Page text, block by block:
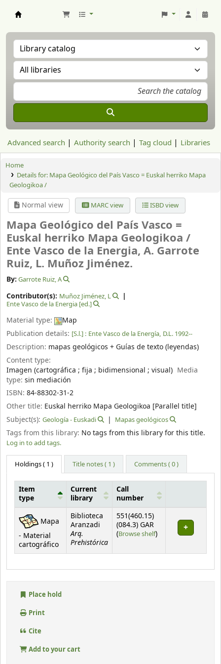
Advanced search Authority search Tag cloud Libraries
Home
Details for: Mapa Geológico del País Vasco = Euskal herriko Mapa
Geologikoa /
Normal view MARC view ISBD view
Mapa Geológico del País Vasco =
Euskal herriko Mapa Geologikoa /
Ente Vasco de la Energia, A. Garrote
Ruiz, L. Muñoz Jiménez.
By: Garrote Ruiz, A
Contributor(s): Muñoz Jiménez, L
Ente Vasco de la Energia [ed.]
Material type:
Map
Publication details: [S.l.] : Ente Vasco de la Energía, D.L. 1992--
Description: mapas geológicos + Guías de texto (leyendas)
Content type:
Imagen (cartográfica ; fija ; bidimensional ; visual) Media
type: sin mediación
ISBN: 84-88302-31-2
Other title: Euskal herriko Mapa Geologikoa [Parallel title]
Subject(s): Geología - Euskadi Mapas geológicos
Tags from this library: No tags from this library for this title.
Log in to add tags.
Holdings( 1 ) Title notes ( 1 ) Comments ( 0 )
Holdings
Item
type
Current
library
Call
number
Mapa
- Material
cartográfico
Biblioteca
Aranzadi
Arq.
Prehistórica
551(460.15)
(084.3) GAR
(Browse shelf(Opens below)
)
Place hold
Print
Cite
Add to your cart